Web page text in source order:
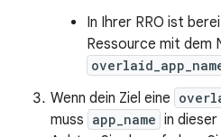
In Ihrer RRO ist
Ressource mit dem
Wenn dein Ziel eine
muss app_name in